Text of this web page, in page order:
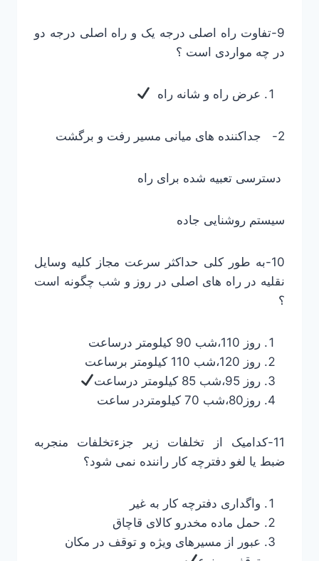
9-تفاوت راه اصلی درجه یک و راه اصلی درجه دو
در چه مواردی است ؟
عرض راه و شانه راه
2- جداکننده های میانی مسیر رفت و برگشت
دسترسی تعبیه شده برای راه
سیستم روشنایی جاده
10-به طور کلی حداکثر سرعت مجاز کلیه وسایل
نقلیه در راه های اصلی در روز و شب چگونه است
؟
روز 110،شب 90 کیلومتر درساعت
روز 120،شب 110 کیلومتر برساعت
روز 95،شب 85 کیلومتر درساعت
روز80،شب 70 کیلومتردر ساعت
11-کدامیک از تخلفات زیر جزءتخلفات منجربه
ضبط یا لغو دفترچه کار راننده نمی شود؟
واگداری دفترچه کار به غیر
حمل ماده مخدرو کالای قاچاق
عبور از مسیرهای ویژه و توقف در مکان